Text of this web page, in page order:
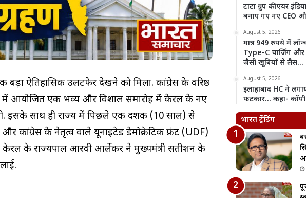
बड़ा ऐतिहासिक उलटफेर देखने को मिला. कांग्रेस के वरिष्ठ
में आयोजित एक भव्य और विशाल समारोह में केरल के नए
इसके साथ ही राज्य में पिछले एक दशक (10 साल) से
कांग्रेस के नेतृत्व वाले यूनाइटेड डेमोक्रेटिक फ्रंट (UDF)
केरल के राज्यपाल आरवी आर्लेकर ने मुख्यमंत्री सतीशन के
टाटा ग्रुप की एयर
बनाए गए नए CEO
August 5, 2026
मात्र 949 रुपये में
Type-C चार्जिंग
जैसी खूबियों से लैस…
August 5, 2026
इलाहाबाद HC ने
फटकार… कहा- कॉपी
भारत ट्रेंडिंग